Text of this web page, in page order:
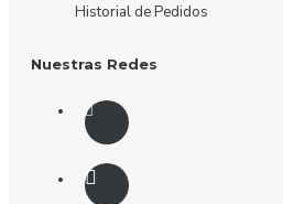
Historial de Pedidos
Nuestras Redes